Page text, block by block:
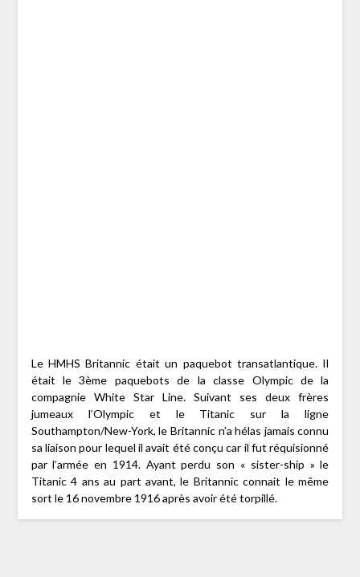
Le HMHS Britannic était un paquebot transatlantique. Il
était le 3ème paquebots de la classe Olympic de la
compagnie White Star Line. Suivant ses deux frères
jumeaux l’Olympic et le Titanic sur la ligne
Southampton/New-York, le Britannic n’a hélas jamais connu
sa liaison pour lequel il avait été conçu car il fut réquisionné
par l’armée en 1914. Ayant perdu son « sister-ship » le
Titanic 4 ans au part avant, le Britannic connait le même
sort le 16 novembre 1916 après avoir été torpillé.